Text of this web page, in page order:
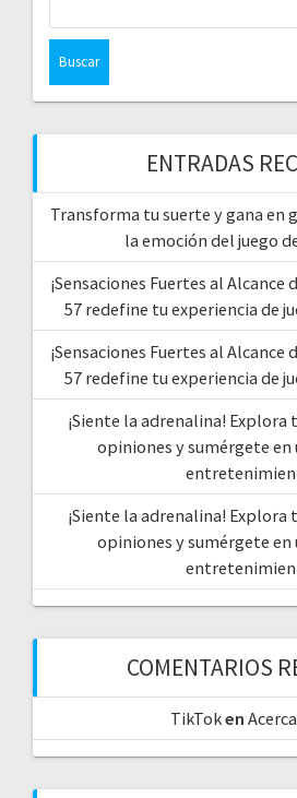
ENTRADAS
Transforma tu suerte y gana en
la emoción del juego
¡Sensaciones Fuertes al Alcance
57 redefine tu experiencia de
¡Sensaciones Fuertes al Alcance
57 redefine tu experiencia de
¡Siente la adrenalina! Explora
opiniones y sumérgete en
¡Siente la adrenalina! Explora
opiniones y sumérgete en
COMENTARIOS
TikToken